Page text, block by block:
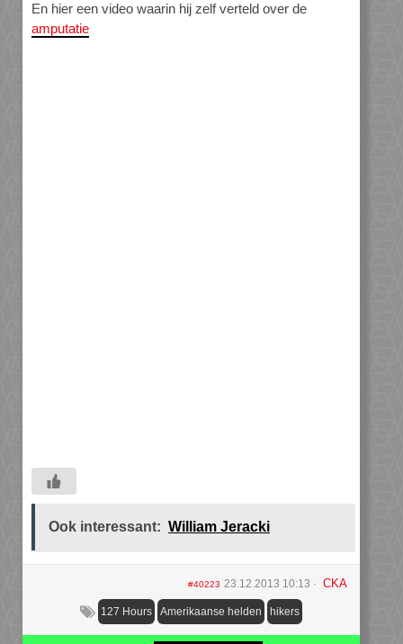
En hier een video waarin hij zelf verteld over de
amputatie
Ook interessant: William Jeracki
#40223 23.12.2013 10:13 CKA
127 Hours Amerikaanse helden hikers